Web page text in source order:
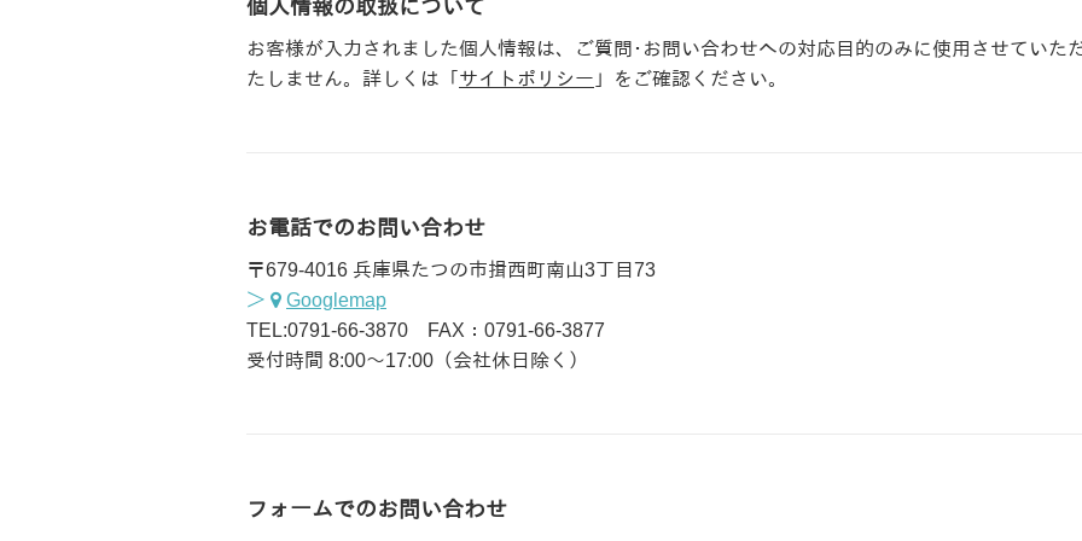
個人情報の取扱について
お客様が入力されました個人情報は、ご質問･お問い合わせへの対応目的のみに使用させていた
たしません。詳しくは「 サイトポリシー 」をご確認ください。
お電話でのお問い合わせ
〒679-4016 兵庫県たつの市揖西町南山3丁目73
＞
Googlemap
TEL:0791-66-3870
FAX：0791-66-3877
受付時間 8:00～17:00（会社休日除く）
フォームでのお問い合わせ